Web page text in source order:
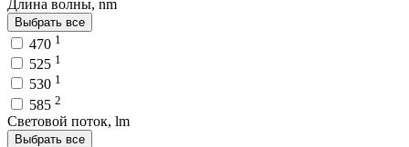
Длина волны, nm
Выбрать все
470 1
525 1
530 1
585 2
Световой поток, lm
Выбрать все